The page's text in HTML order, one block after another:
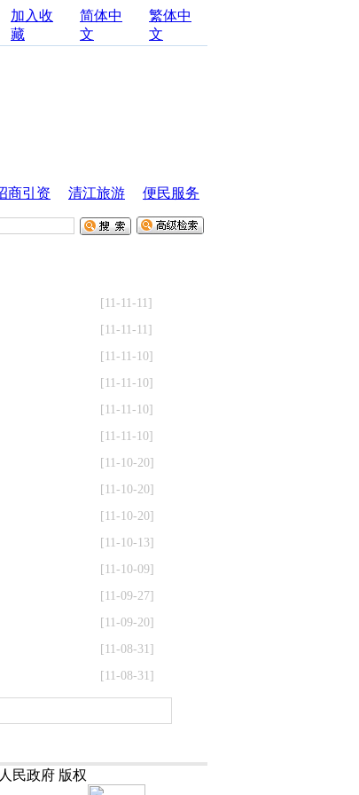
加入收
藏
简体中
文
繁体中
文
商引资 清江旅游
便民服务
[11-11-11]
[11-11-11]
[11-11-10]
[11-11-10]
[11-11-10]
[11-11-10]
[11-10-20]
[11-10-20]
[11-10-20]
[11-10-13]
[11-10-09]
[11-09-27]
[11-09-20]
[11-08-31]
[11-08-31]
民政府 版权